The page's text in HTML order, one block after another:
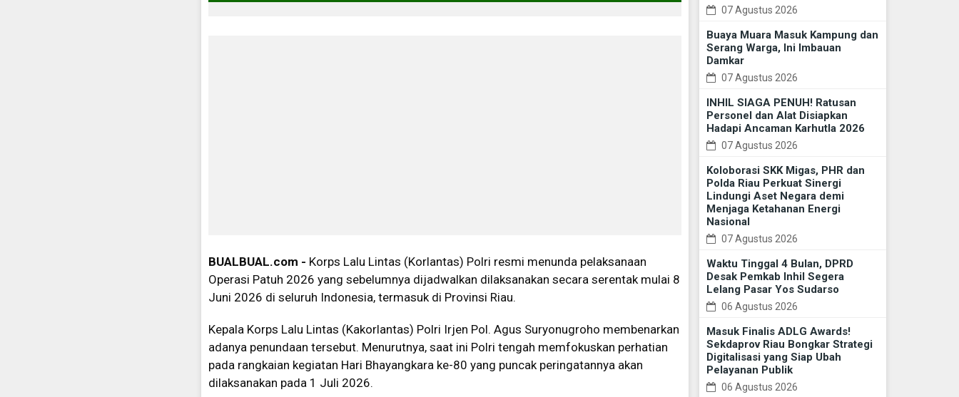
BUALBUAL.com - Korps Lalu Lintas (Korlantas) Polri resmi menunda pelaksanaan
Operasi Patuh 2026 yang sebelumnya dijadwalkan dilaksanakan secara serentak mulai 8
Juni 2026 di seluruh Indonesia, termasuk di Provinsi Riau.
Kepala Korps Lalu Lintas (Kakorlantas) Polri Irjen Pol. Agus Suryonugroho membenarkan
adanya penundaan tersebut. Menurutnya, saat ini Polri tengah memfokuskan perhatian
pada rangkaian kegiatan Hari Bhayangkara ke-80 yang puncak peringatannya akan
dilaksanakan pada 1 Juli 2026.
07 Agustus 2026
Buaya Muara Masuk Kampung dan
Serang Warga, Ini Imbauan
Damkar
07 Agustus 2026
INHIL SIAGA PENUH! Ratusan
Personel dan Alat Disiapkan
Hadapi Ancaman Karhutla 2026
07 Agustus 2026
Koloborasi SKK Migas, PHR dan
Polda Riau Perkuat Sinergi
Lindungi Aset Negara demi
Menjaga Ketahanan Energi
Nasional
07 Agustus 2026
Waktu Tinggal 4 Bulan, DPRD
Desak Pemkab Inhil Segera
Lelang Pasar Yos Sudarso
06 Agustus 2026
Masuk Finalis ADLG Awards!
Sekdaprov Riau Bongkar Strategi
Digitalisasi yang Siap Ubah
Pelayanan Publik
06 Agustus 2026